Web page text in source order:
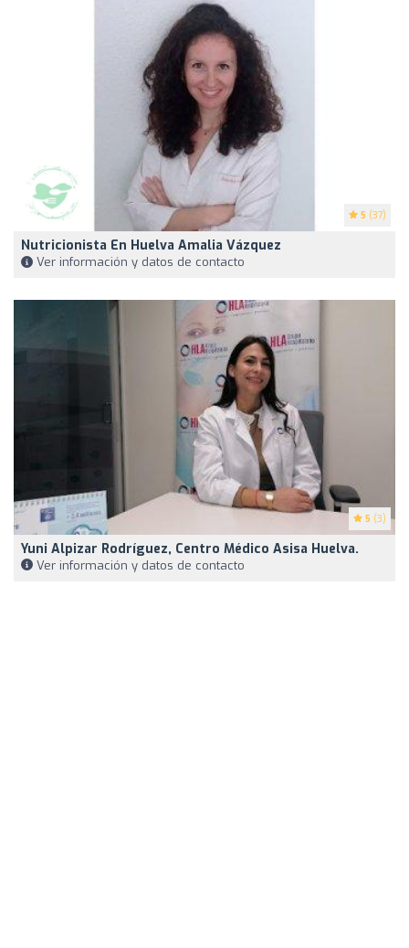
5 (37)
Nutricionista En Huelva Amalia Vázquez
Ver información y datos de contacto
5 (3)
Yuni Alpizar Rodríguez, Centro Médico Asisa Huelva.
Ver información y datos de contacto